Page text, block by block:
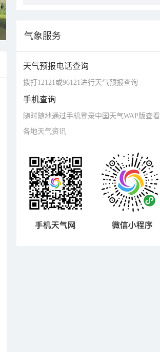
气象服务
天气预报电话查询
拨打12121或96121进行天气预报查询
手机查询
随时随地通过手机登录中国天气WAP版查看
各地天气资讯